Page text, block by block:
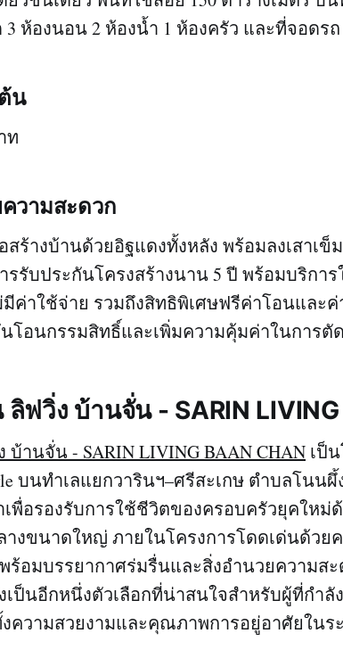
ห้องนอน 2 ห้องน้ำ 1 ห้องครัว และที่จอดร
น
ท
วามสะดวก
สร้างบ้านด้วยอิฐแดงทั้งหลัง พร้อมลงเสาเข็
รรับประกันโครงสร้างนาน 5 ปี พร้อมบริกา
ค่าใช้จ่าย รวมถึงสิทธิพิเศษฟรีค่าโอนและ
โอนกรรมสิทธิ์และเพิ่มความคุ้มค่าในการ
ลิฟวิ่ง บ้านจั่น - SARIN
บ้านจั่น - SARIN LIVING BAAN CHAN เป็
บนทำเลแยกวารินฯ–ศรีสะเกษ ตำบลโนน
พื่อรองรับการใช้ชีวิตของครอบครัวยุคให
งขนาดใหญ่ ภายในโครงการโดดเด่นด้วย
ร้อมบรรยากาศร่มรื่นและสิ่งอำนวยความส
เป็นอีกหนึ่งตัวเลือกที่น่าสนใจสำหรับผู้ที่กำ
ความสวยงามและคุณภาพการอยู่อาศัยในร